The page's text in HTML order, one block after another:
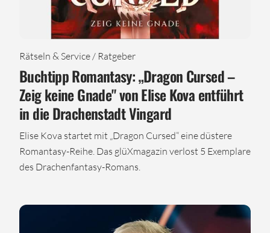
Rätseln & Service / Ratgeber
Buchtipp Romantasy: „Dragon Cursed –
Zeig keine Gnade" von Elise Kova entführt
in die Drachenstadt Vingard
Elise Kova startet mit „Dragon Cursed“ eine düstere
Romantasy-Reihe. Das glüXmagazin verlost 5 Exemplare
des Drachenfantasy-Romans.